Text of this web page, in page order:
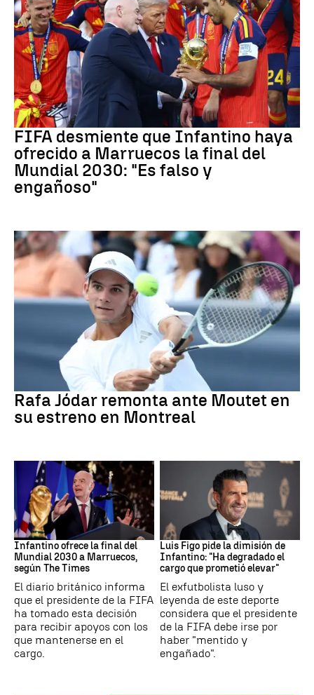
Mundial 2030
FIFA desmiente que Infantino haya
ofrecido a Marruecos la final del
Mundial 2030: "Es falso y
engañoso"
Rafa Jódar remonta ante Moutet en
su estreno en Montreal
Mundial 2030
Infantino ofrece la final del
Mundial 2030 a Marruecos,
según The Times
El diario británico informa
que el presidente de la FIFA
ha tomado esta decisión
para recibir apoyos con los
que mantenerse en el
cargo.
FIFA
Luis Figo pide la dimisión de
Infantino: "Ha degradado el
cargo que prometió elevar"
El exfutbolista luso y
leyenda de este deporte
considera que el presidente
de la FIFA debe irse por
haber "mentido y
engañado".